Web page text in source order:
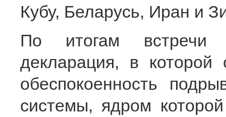
Кубу, Беларусь, Иран и
По итогам встречи
декларация, в которой
обеспокоенность
системы, ядром